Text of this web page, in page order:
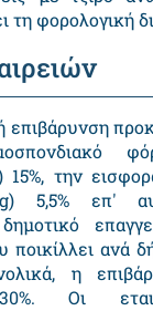
τη φορολογική
επιβάρυνση
την
5,5% επ'
ποικίλλει ανά
η
Οι